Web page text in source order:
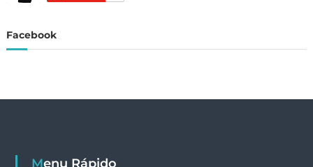
o
r
o
Facebook
Menu Rápido